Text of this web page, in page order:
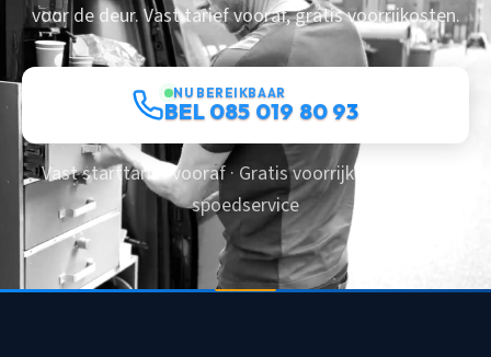
voor de deur. Vast tarief vooraf, gratis voorrijkosten.
NU BEREIKBAAR
BEL 085 019 80 93
Vast starttarief vooraf · Gratis voorrijkosten · 24/7
spoedservice